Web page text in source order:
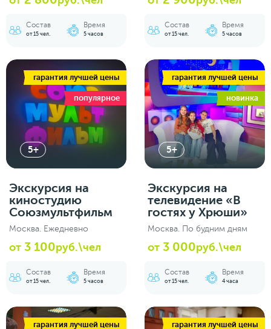
Состав
от 15 чел.
Время
5 часов
Состав
от 15 чел.
Время
5 часов
гарантия лучшей цены
популярное
5+
Экскурсия на
киностудию
Союзмультфильм
Москва. Ежедневно
от 3 100руб.\чел
Состав
от 15 чел.
Время
5 часов
гарантия лучшей цены
новинка
5+
Экскурсия на
телевидение «В
гостях у Хрюши»
Москва. По будним дням
от 3 000руб.\чел
Состав
от 15 чел.
Время
4 часа
гарантия лучшей цены гарантия лучшей цены